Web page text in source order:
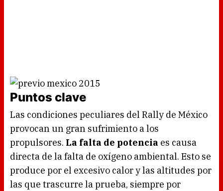
Puntos clave
Las condiciones peculiares del Rally de México
provocan un gran sufrimiento a los
propulsores. La falta de potencia es causa
directa de la falta de oxígeno ambiental. Esto se
produce por el excesivo calor y las altitudes por
las que trascurre la prueba, siempre por